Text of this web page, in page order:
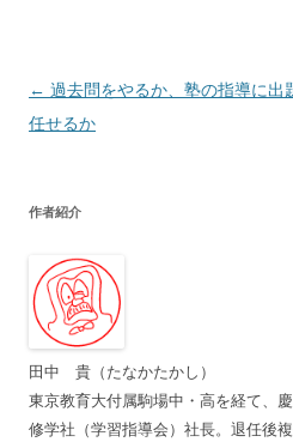
投
稿
ゲ
シ
ョ
← 過去問をやるか、塾の指導に
任せるか
出
作者紹介
田中 貴（たなかたかし）
東京教育大付属駒場中・高を経て、
修学社（学習指導会）社長。退任後